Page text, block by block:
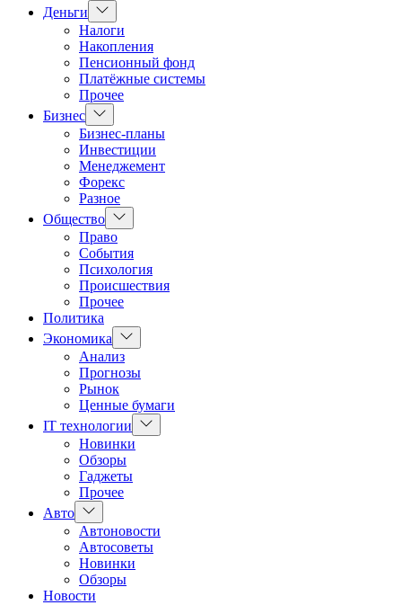
Деньги
Показать
подменю
Налоги
Накопления
Пенсионный фонд
Платёжные системы
Прочее
Бизнес Показать
подменю
Бизнес-планы
Инвестиции
Менеджемент
Форекс
Разное
Общество Показать
подменю
Право
События
Психология
Происшествия
Прочее
Политика
Экономика
Показать
подменю
Анализ
Прогнозы
Рынок
Ценные бумаги
IT технологии
Показать
подменю
Новинки
Обзоры
Гаджеты
Прочее
Авто Показать
подменю
Автоновости
Автосоветы
Новинки
Обзоры
Новости